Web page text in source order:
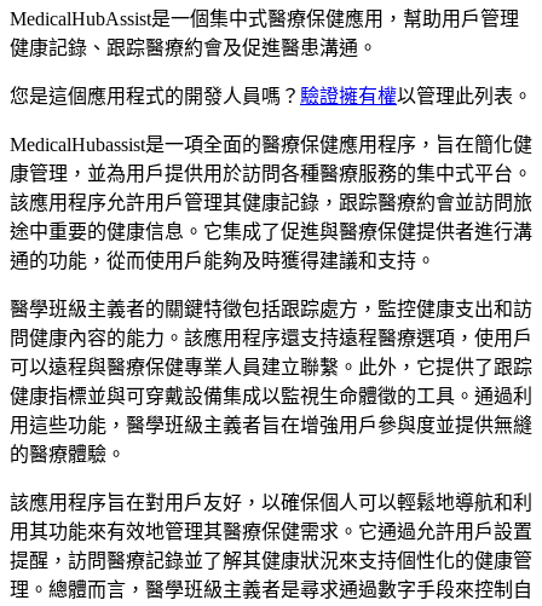
MedicalHubAssist是一個集中式醫療保健應用，幫助用戶管理
健康記錄、跟踪醫療約會及促進醫患溝通。
您是這個應用程式的開發人員嗎？ 驗證擁有權以管理此列表。
MedicalHubassist是一項全面的醫療保健應用程序，旨在簡化健
康管理，並為用戶提供用於訪問各種醫療服務的集中式平台。
該應用程序允許用戶管理其健康記錄，跟踪醫療約會並訪問旅
途中重要的健康信息。它集成了促進與醫療保健提供者進行溝
通的功能，從而使用戶能夠及時獲得建議和支持。
醫學班級主義者的關鍵特徵包括跟踪處方，監控健康支出和訪
問健康內容的能力。該應用程序還支持遠程醫療選項，使用戶
可以遠程與醫療保健專業人員建立聯繫。此外，它提供了跟踪
健康指標並與可穿戴設備集成以監視生命體徵的工具。通過利
用這些功能，醫學班級主義者旨在增強用戶參與度並提供無縫
的醫療體驗。
該應用程序旨在對用戶友好，以確保個人可以輕鬆地導航和利
用其功能來有效地管理其醫療保健需求。它通過允許用戶設置
提醒，訪問醫療記錄並了解其健康狀況來支持個性化的健康管
理。總體而言，醫學班級主義者是尋求通過數字手段來控制自